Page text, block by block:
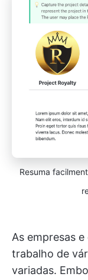
Resuma
As empresas
trabalho de
variadas.